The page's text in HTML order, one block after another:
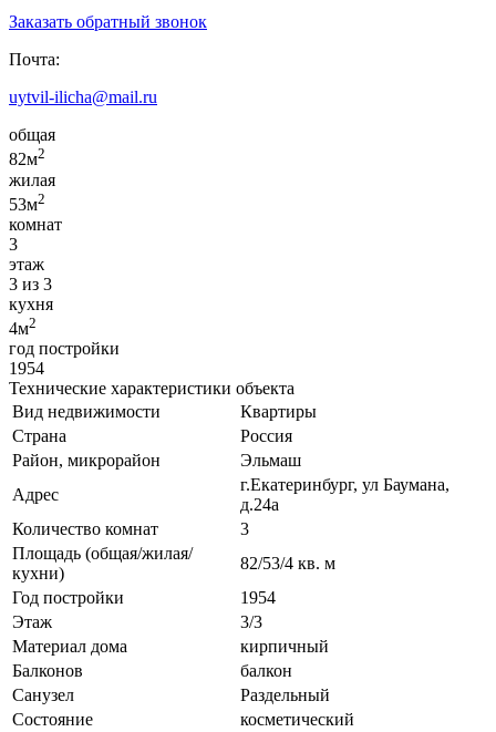
Заказать обратный звонок
Почта:
uytvil-ilicha@mail.ru
общая
82м2
жилая
53м2
комнат
3
этаж
3 из 3
кухня
4м2
год постройки
1954
Технические характеристики объекта
Вид недвижимости
Квартиры
Страна
Россия
Район, микрорайон
Эльмаш
Адрес
г.Екатеринбург, ул Баумана,
д.24а
Количество комнат
3
Площадь (общая/жилая/
кухни)
82/53/4 кв. м
Год постройки
1954
Этаж
3/3
Материал дома
кирпичный
Балконов
балкон
Санузел
Раздельный
Состояние
косметический